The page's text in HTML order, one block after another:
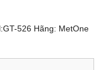
526 Hãng: MetOne